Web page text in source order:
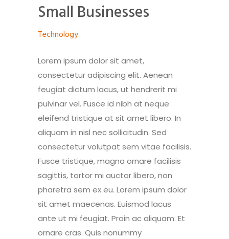
Small Businesses
Technology
Lorem ipsum dolor sit amet,
consectetur adipiscing elit. Aenean
feugiat dictum lacus, ut hendrerit mi
pulvinar vel. Fusce id nibh at neque
eleifend tristique at sit amet libero. In
aliquam in nisl nec sollicitudin. Sed
consectetur volutpat sem vitae facilisis.
Fusce tristique, magna ornare facilisis
sagittis, tortor mi auctor libero, non
pharetra sem ex eu. Lorem ipsum dolor
sit amet maecenas. Euismod lacus
ante ut mi feugiat. Proin ac aliquam. Et
ornare cras. Quis nonummy